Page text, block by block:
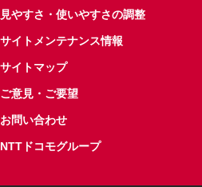
見やすさ・使いやすさの調整
サイトメンテナンス情報
サイトマップ
ご意見・ご要望
お問い合わせ
NTTドコモグループ